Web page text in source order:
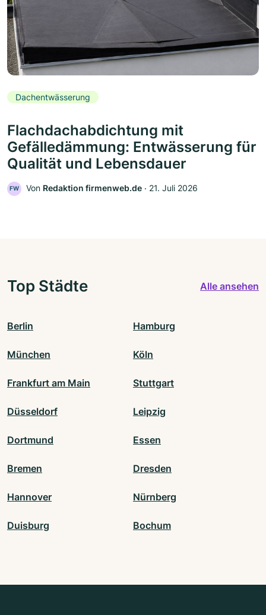
Dachentwässerung
Flachdachabdichtung mit
Gefälledämmung: Entwässerung für
Qualität und Lebensdauer
FW Von Redaktion firmenweb.de ‧ 21. Juli 2026
Top Städte Alle ansehen
Berlin Hamburg
München Köln
Frankfurt am Main Stuttgart
Düsseldorf Leipzig
Dortmund Essen
Bremen Dresden
Hannover Nürnberg
Duisburg Bochum